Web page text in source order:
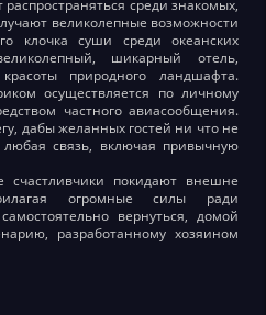
среди знакомых,
великолепные возможности
клочка суши среди океанских
шикарный отель,
природного ландшафта.
осуществляется по личному
частного авиасообщения.
дабы желанных гостей ни что не
любая связь, включая привычную
покидают внешне
огромные силы ради
вернуться, домой
разработанному хозяином